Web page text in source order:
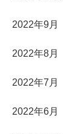
2022年9月
2022年8月
2022年7月
2022年6月